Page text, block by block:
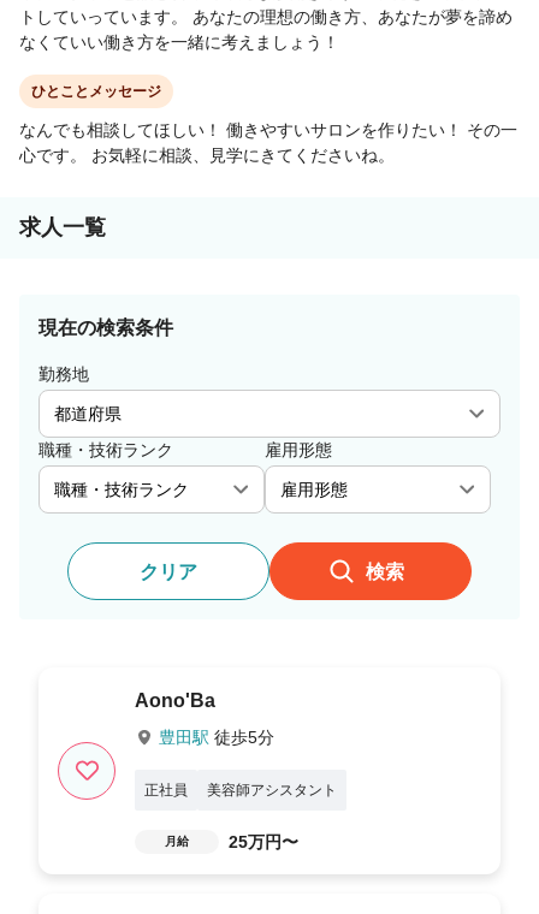
トしていっています。 あなたの理想の働き方、あなたが夢を諦め
なくていい働き方を一緒に考えましょう！
ひとことメッセージ
なんでも相談してほしい！ 働きやすいサロンを作りたい！ その一
心です。 お気軽に相談、見学にきてくださいね。
求人一覧
現在の検索条件
勤務地
職種・技術ランク 雇用形態
クリア 検索
Aono'Ba
豊田駅 徒歩5分
正社員 美容師アシスタント
月給 25万円〜